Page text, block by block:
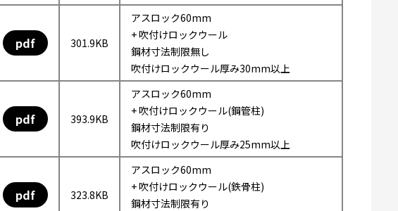
pdf 301.9KB
アスロック60mm
+ 吹付けロックウール
鋼材寸法制限無し
吹付けロックウール厚み30mm以上
pdf 393.9KB
アスロック60mm
+ 吹付けロックウール(鋼管柱)
鋼材寸法制限有り
吹付けロックウール厚み25mm以上
pdf 323.8KB
アスロック60mm
+ 吹付けロックウール(鉄骨柱)
鋼材寸法制限有り